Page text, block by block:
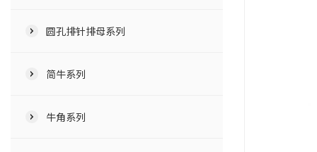
圆孔排针排母系列
简牛系列
牛角系列